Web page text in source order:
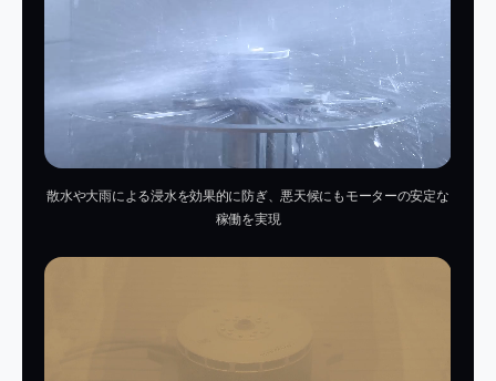
散水や大雨による浸水を効果的に防ぎ、悪天候にもモーターの安定な
稼働を実現